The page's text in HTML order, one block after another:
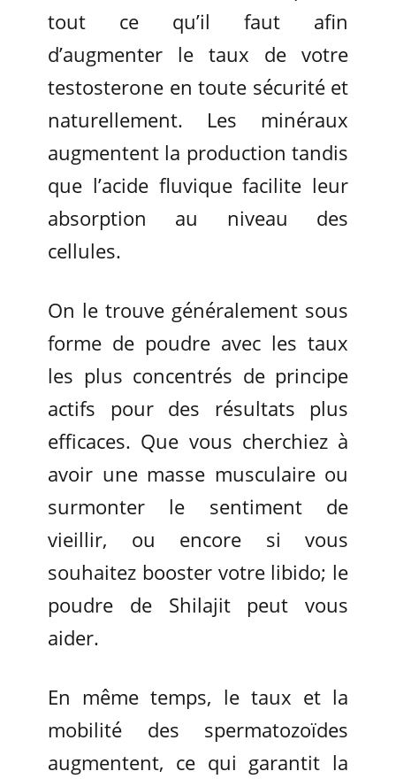
tout ce qu’il faut afin
d’augmenter le taux de votre
testosterone en toute sécurité et
naturellement. Les minéraux
augmentent la production tandis
que l’acide fluvique facilite leur
absorption au niveau des
cellules.
On le trouve généralement sous
forme de poudre avec les taux
les plus concentrés de principe
actifs pour des résultats plus
efficaces. Que vous cherchiez à
avoir une masse musculaire ou
surmonter le sentiment de
vieillir, ou encore si vous
souhaitez booster votre libido; le
poudre de Shilajit peut vous
aider.
En même temps, le taux et la
mobilité des spermatozoïdes
augmentent, ce qui garantit la